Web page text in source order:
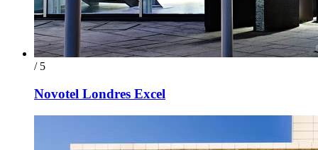
/ 5
Novotel Londres Excel